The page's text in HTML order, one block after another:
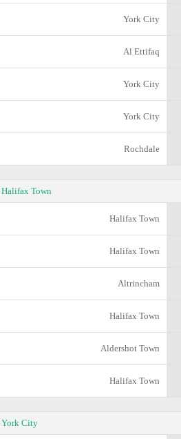
York City
Al Ettifaq
York City
York City
Rochdale
Halifax Town
Halifax Town
Halifax Town
Altrincham
Halifax Town
Aldershot Town
Halifax Town
York City